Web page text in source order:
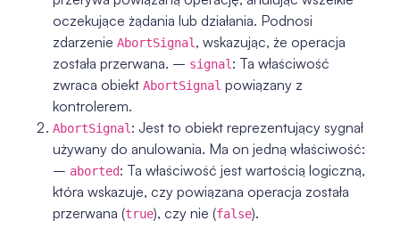
oczekujące żądania lub działania. Podnosi
zdarzenie AbortSignal , wskazując, że operacja
została przerwana. – signal : Ta właściwość
zwraca obiekt AbortSignal powiązany z
kontrolerem.
AbortSignal : Jest to obiekt reprezentujący sygnał
używany do anulowania. Ma on jedną właściwość:
– aborted: Ta właściwość jest wartością logiczną,
która wskazuje, czy powiązana operacja została
przerwana (true), czy nie (false).